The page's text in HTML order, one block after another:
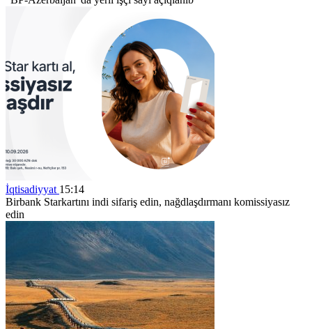
İqtisadiyyat 15:14
Birbank Starkartını indi sifariş edin, nağdlaşdırmanı komissiyasız
edin